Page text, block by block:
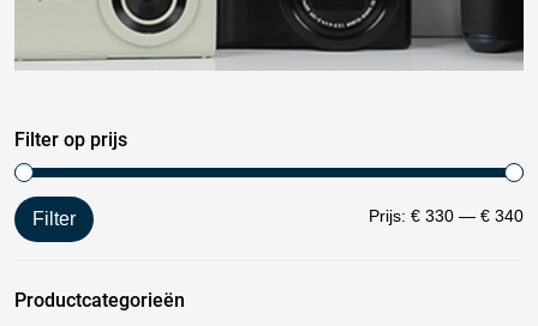
Filter op prijs
Filter Prijs: € 330 — € 340
Productcategorieën